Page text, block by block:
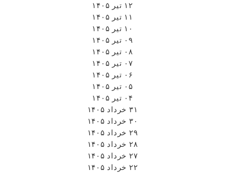
۱۲ تیر ۱۴۰۵
۱۱ تیر ۱۴۰۵
۱۰ تیر ۱۴۰۵
۰۹ تیر ۱۴۰۵
۰۸ تیر ۱۴۰۵
۰۷ تیر ۱۴۰۵
۰۶ تیر ۱۴۰۵
۰۵ تیر ۱۴۰۵
۰۴ تیر ۱۴۰۵
۳۱ خرداد ۱۴۰۵
۳۰ خرداد ۱۴۰۵
۲۹ خرداد ۱۴۰۵
۲۸ خرداد ۱۴۰۵
۲۷ خرداد ۱۴۰۵
۲۲ خرداد ۱۴۰۵